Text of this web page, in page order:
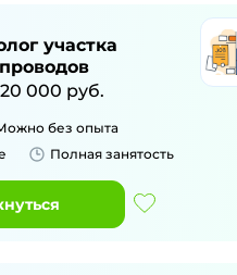
участка
000 руб.
без опыта
Полная занятость